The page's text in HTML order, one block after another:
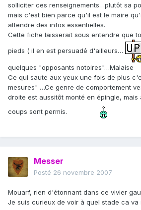
solliciter ces renseignements…plutôt sa
mais c'est bien parce qu'il est le maire
attendre des infos essentielles.
Cette fiche laisserait sous entendre que
pieds ( il en est persuadé d'ailleurs…
quelques "opposants notoires"…Malaise
Ce qui saute aux yeux une fois de plus
mesures" …Ce genre de comportement
droite est aussitôt monté en épingle, mais
coups sont permis.
Messer
Posté 26 novembre 2007
Mouarf, rien d'étonnant dans ce vivier
Je suis curieux de voir à quel stade ca va